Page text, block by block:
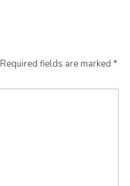
Required fields are marked *